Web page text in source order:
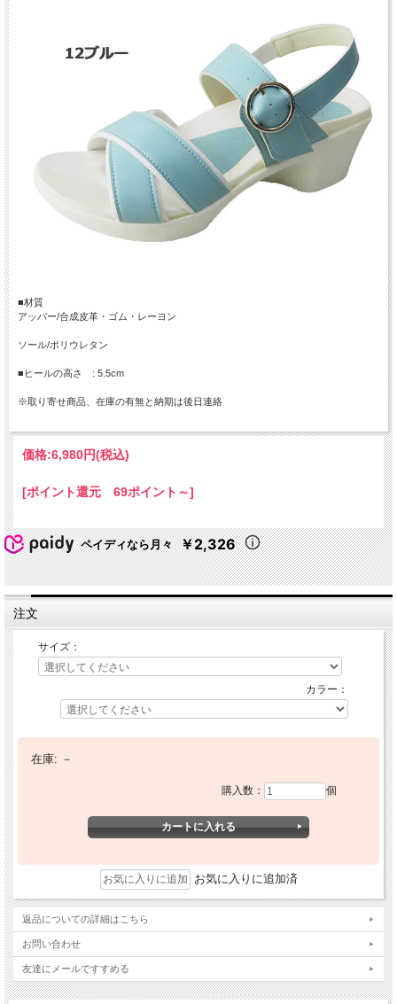
■材質
アッパー/合成皮革・ゴム・レーヨン
ソール/ポリウレタン
■ヒールの高さ : 5.5cm
※取り寄せ商品、在庫の有無と納期は後日連絡
価格:6,980円(税込)
[ポイント還元 69ポイント～]
ペイディなら月々 ￥2,326
注文
サイズ：
カラー：
在庫: －
購入数： 個
お気に入りに追加済
返品についての詳細はこちら
お問い合わせ
友達にメールですすめる